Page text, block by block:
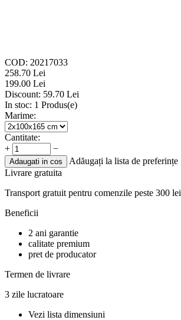
COD: 20217033
258.70 Lei
199.00 Lei
Discount: 59.70 Lei
In stoc: 1 Produs(e)
Marime:
Cantitate:
+
−
Adaugati in cos
Adăugați la lista de preferințe
Livrare gratuita
Transport gratuit pentru comenzile peste 300 lei
Beneficii
2 ani garantie
calitate premium
pret de producator
Termen de livrare
3 zile lucratoare
Vezi lista dimensiuni